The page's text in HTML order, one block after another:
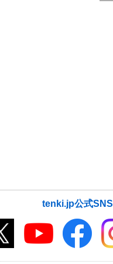
tenki.jp公式SNS